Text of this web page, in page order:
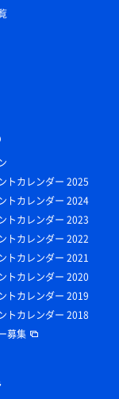
トカレンダー 2025
トカレンダー 2024
トカレンダー 2023
トカレンダー 2022
トカレンダー 2021
トカレンダー 2020
トカレンダー 2019
トカレンダー 2018
募集